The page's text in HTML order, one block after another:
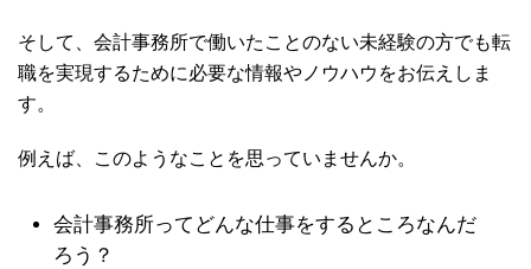
そして、会計事務所で働いたことのない未経験の方でも転
職を実現するために必要な情報やノウハウをお伝えしま
す。
例えば、このようなことを思っていませんか。
会計事務所ってどんな仕事をするところなんだ
ろう？